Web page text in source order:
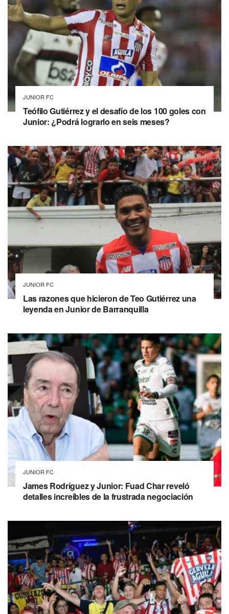
JUNIOR FC
Teófilo Gutiérrez y el desafío de los 100 goles con
Junior: ¿Podrá lograrlo en seis meses?
JUNIOR FC
Las razones que hicieron de Teo Gutiérrez una
leyenda en Junior de Barranquilla
JUNIOR FC
James Rodríguez y Junior: Fuad Char reveló
detalles increíbles de la frustrada negociación